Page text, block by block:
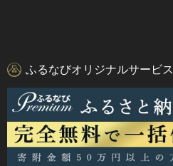
ふるなびオリジナルサービス